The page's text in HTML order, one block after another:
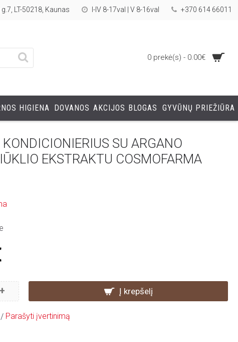
LT-50218, Kaunas I-IV 8-17val | V 8-16val +370 614 66011
0 prekė(s) - 0.00€
HIGIENA DOVANOS AKCIJOS BLOGAS GYVŪNŲ PRIEŽIŪRA
SU ARGANO
EKSTRAKTU COSMOFARMA
+ Į krepšelį
/ Parašyti įvertinimą